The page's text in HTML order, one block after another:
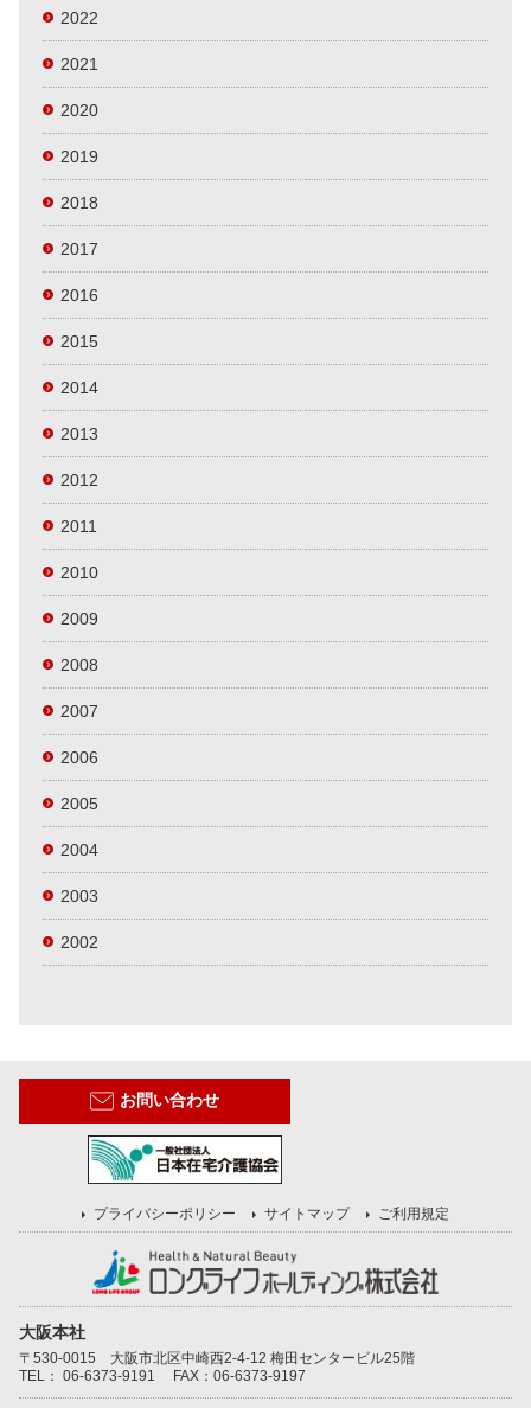
2022
2021
2020
2019
2018
2017
2016
2015
2014
2013
2012
2011
2010
2009
2008
2007
2006
2005
2004
2003
2002
お問い合わせ
プライバシーポリシー サイトマップ ご利用規定
大阪本社
〒530-0015 大阪市北区中崎西2-4-12 梅田センタービル25階
TEL： 06-6373-9191 FAX：06-6373-9197